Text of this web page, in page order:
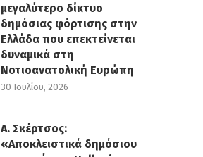
μεγαλύτερο δίκτυο
δημόσιας φόρτισης στην
Ελλάδα που επεκτείνεται
δυναμικά στη
Νοτιοανατολική Ευρώπη
30 Ιουλίου, 2026
Α. Σκέρτσος:
«Αποκλειστικά δημόσιου